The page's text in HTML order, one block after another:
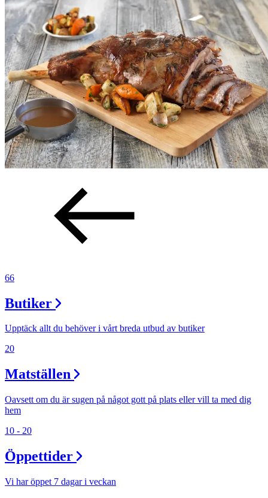
Sök
Öppettider
Praktisk information
Lediga jobb
Magasin
Presentkort
66
Butiker
Upptäck allt du behöver i vårt breda utbud av butiker
20
Matställen
Oavsett om du är sugen på något gott på plats eller vill ta med dig
hem
10 - 20
Öppettider
Vi har öppet 7 dagar i veckan